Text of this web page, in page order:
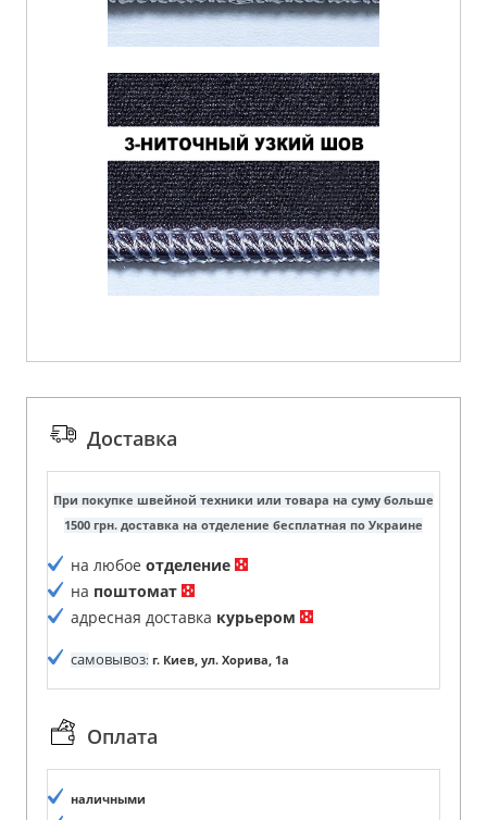
Доставка
При покупке швейной техники или товара на суму больше
1500 грн. доставка на отделение бесплатная по Украине
на любое отделение
на поштомат
адресная доставка курьером
самовывоз: г. Киев, ул. Хорива, 1а
Оплата
наличными